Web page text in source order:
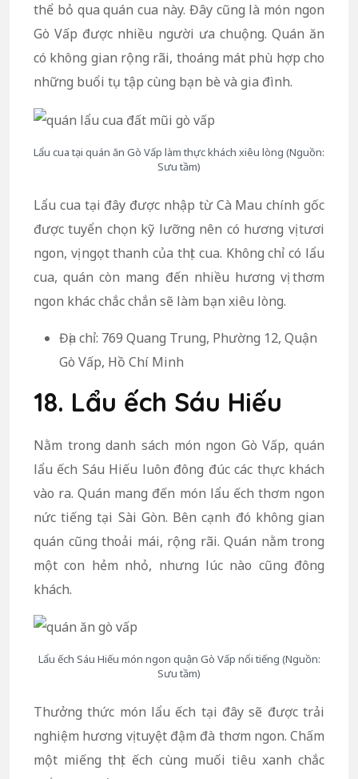
thể bỏ qua quán cua này. Đây cũng là món ngon
Gò Vấp được nhiều người ưa chuộng. Quán ăn
có không gian rộng rãi, thoáng mát phù hợp cho
những buổi tụ tập cùng bạn bè và gia đình.
Lẩu cua tại quán ăn Gò Vấp làm thực khách xiêu lòng (Nguồn:
Sưu tầm)
Lẩu cua tại đây được nhập từ Cà Mau chính gốc
được tuyển chọn kỹ lưỡng nên có hương vị tươi
ngon, vị ngọt thanh của thịt cua. Không chỉ có lẩu
cua, quán còn mang đến nhiều hương vị thơm
ngon khác chắc chắn sẽ làm bạn xiêu lòng.
Địa chỉ: 769 Quang Trung, Phường 12, Quận
Gò Vấp, Hồ Chí Minh
18. Lẩu ếch Sáu Hiếu
Nằm trong danh sách món ngon Gò Vấp, quán
lẩu ếch Sáu Hiếu luôn đông đúc các thực khách
vào ra. Quán mang đến món lẩu ếch thơm ngon
nức tiếng tại Sài Gòn. Bên cạnh đó không gian
quán cũng thoải mái, rộng rãi. Quán nằm trong
một con hẻm nhỏ, nhưng lúc nào cũng đông
khách.
Lẩu ếch Sáu Hiếu món ngon quận Gò Vấp nổi tiếng (Nguồn:
Sưu tầm)
Thưởng thức món lẩu ếch tại đây sẽ được trải
nghiệm hương vị tuyệt đậm đà thơm ngon. Chấm
một miếng thịt ếch cùng muối tiêu xanh chắc